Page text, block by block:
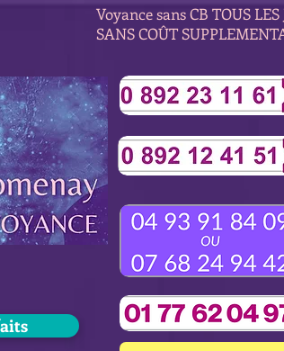
Voyance sans CB TOUS
SANS COÛT